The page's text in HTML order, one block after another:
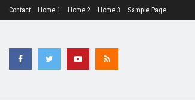
Contact Home 1 Home 2 Home 3 Sample Page